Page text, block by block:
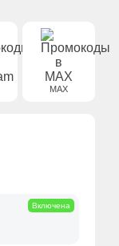
MAX
Включена